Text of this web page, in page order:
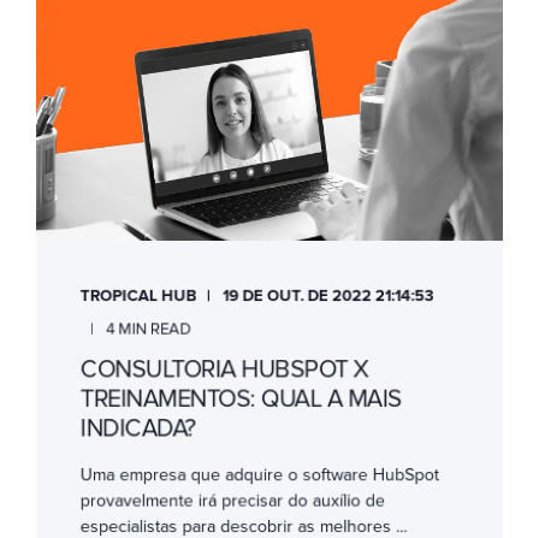
TROPICAL HUB
19 DE OUT. DE 2022 21:14:53
4 MIN READ
CONSULTORIA HUBSPOT X
TREINAMENTOS: QUAL A MAIS
INDICADA?
Uma empresa que adquire o software HubSpot
provavelmente irá precisar do auxílio de
especialistas para descobrir as melhores ...